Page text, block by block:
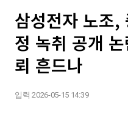
삼성전자 노조,
정 녹취 공개
뢰 흔드나
입력 2026-05-15 14:39